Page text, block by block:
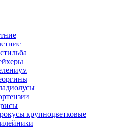
крупноцветковые